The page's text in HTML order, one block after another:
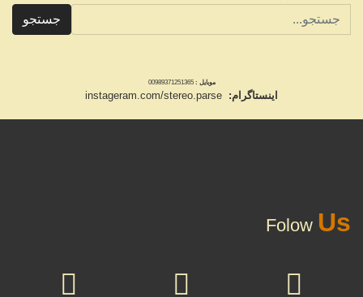
جستجو
موبایل : 00989371251365
اینستاگرام: instageram.com/stereo.parse
Folow Us